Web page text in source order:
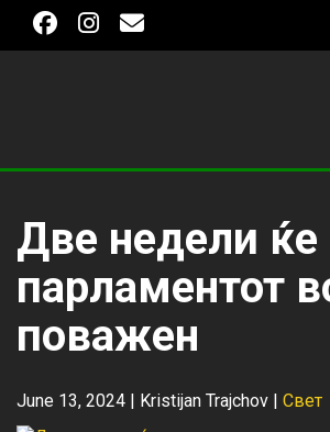
Две недели
парламентот
поважен
June 13, 2024 | Kristijan Trajchov | Свет